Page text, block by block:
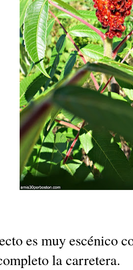
es muy escénico
la carretera.